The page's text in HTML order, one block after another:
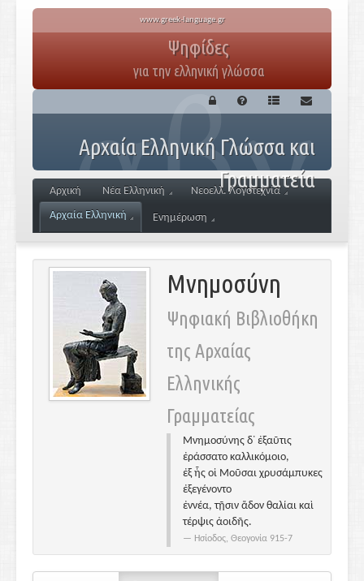
www.greek-language.gr
Ψηφίδες
για την ελληνική γλώσσα
Αρχαία Ελληνική Γλώσσα και
Γραμματεία
Αρχική Νέα Ελληνική
Νεοελλ. Λογοτεχνία
Αρχαία Ελληνική
Ενημέρωση
Μνημοσύνη
Ψηφιακή Βιβλιοθήκη
της Αρχαίας
Ελληνικής
Γραμματείας
Μνημοσύνης δ᾽ ἐξαῦτις
ἐράσσατο καλλικόμοιο,
ἐξ ἧς οἱ Μοῦσαι χρυσάμπυκες
ἐξεγένοντο
ἐννέα, τῇσιν ἅδον θαλίαι καὶ
τέρψις ἀοιδῆς.
Ησίοδος, Θεογονία 915-7